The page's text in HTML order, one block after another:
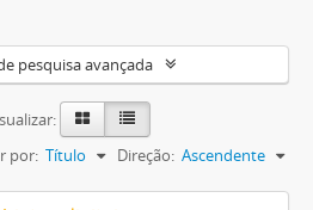
pesquisa avançada
por: Título Direção: Ascendente